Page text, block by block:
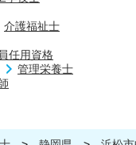
介護福祉士
任用資格
管理栄養士